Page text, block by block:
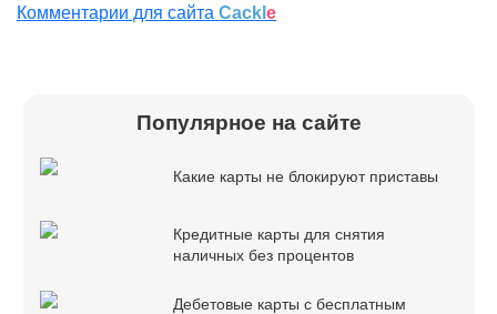
Комментарии для сайта Cackl e
Популярное на сайте
Какие карты не блокируют приставы
Кредитные карты для снятия
наличных без процентов
Дебетовые карты с бесплатным